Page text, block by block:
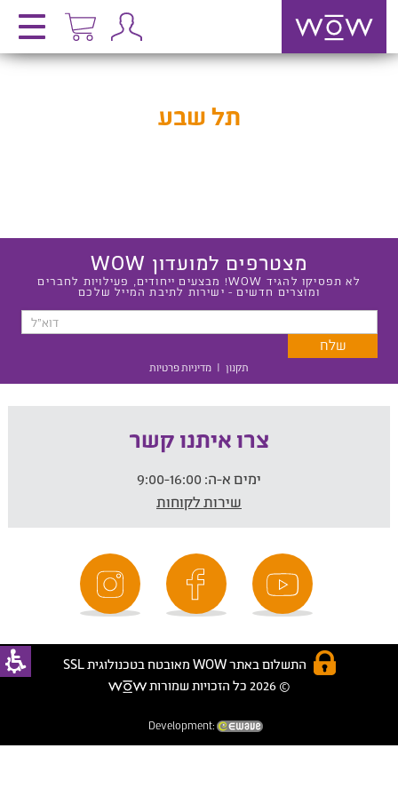
תל שבע
מצטרפים למועדון WOW
לא תפסיקו להגיד WOW! מבצעים ייחודים, פעילויות לחברים
ומוצרים חדשים - ישירות לתיבת המייל שלכם
תקנון | מדיניות פרטיות
צרו איתנו קשר
ימים א-ה:
שירות לקוחות
התשלום באתר WOW מאובטח בטכנולוגית SSL
© 2026 כל הזכויות שמורות
Development: